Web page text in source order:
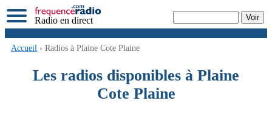
Radio en direct
Accueil › Radios à Plaine Cote Plaine
Les radios disponibles à Plaine
Cote Plaine